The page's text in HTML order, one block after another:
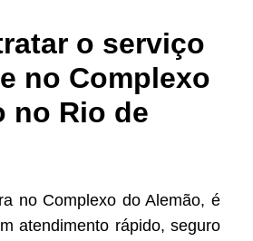
o serviço
no Complexo
no Rio de
no Complexo do Alemão, é
atendimento rápido, seguro